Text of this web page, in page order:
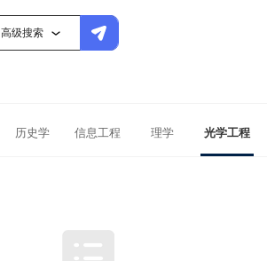
高级搜索
历史学 信息工程 理学 光学工程